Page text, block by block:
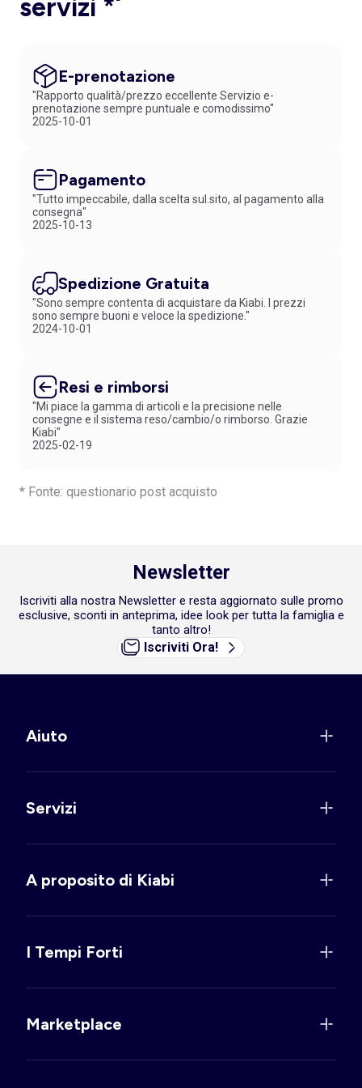
servizi *
E-prenotazione
"Rapporto qualità/prezzo eccellente Servizio e-
prenotazione sempre puntuale e comodissimo"
2025-10-01
Pagamento
"Tutto impeccabile, dalla scelta sul.sito, al pagamento alla
consegna"
2025-10-13
Spedizione Gratuita
"Sono sempre contenta di acquistare da Kiabi. I prezzi
sono sempre buoni e veloce la spedizione."
2024-10-01
Resi e rimborsi
"Mi piace la gamma di articoli e la precisione nelle
consegne e il sistema reso/cambio/o rimborso. Grazie
Kiabi"
2025-02-19
* Fonte: questionario post acquisto
Newsletter
Iscriviti alla nostra Newsletter e resta aggiornato sulle promo
esclusive, sconti in anteprima, idee look per tutta la famiglia e
tanto altro!
Iscriviti Ora!
Aiuto
Servizi
A proposito di Kiabi
I Tempi Forti
Marketplace